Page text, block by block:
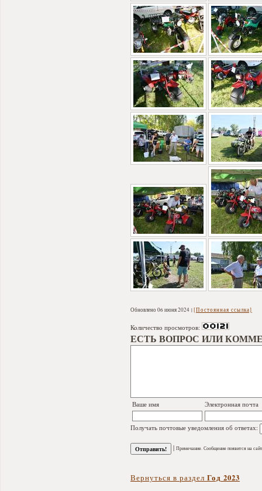
Обновлено 06 июня 2024 [Постоянная ссылка]
Количество просмотров:
ЕСТЬ ВОПРОС ИЛИ
Ваше имя Электронная почта
Получать почтовые уведомления об ответах:
| Примечание. Сообщение появится на
Вернуться в раздел Год 2023